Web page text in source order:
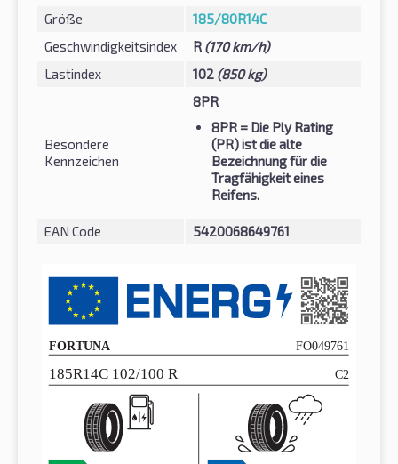
Größe
185/80R14C
Geschwindigkeitsindex
R (170 km/h)
Lastindex
102 (850 kg)
Besondere
Kennzeichen
8PR
8PR = Die Ply Rating
(PR) ist die alte
Bezeichnung für die
Tragfähigkeit eines
Reifens.
EAN Code 5420068649761